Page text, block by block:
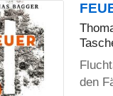
den